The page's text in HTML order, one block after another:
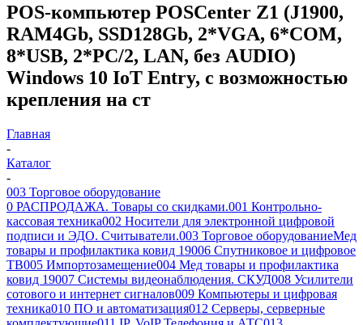
POS-компьютер POSCenter Z1 (J1900,
RAM4Gb, SSD128Gb, 2*VGA, 6*COM,
8*USB, 2*PC/2, LAN, без AUDIO)
Windows 10 IoT Entry, c возможностью
крепления на ст
Главная
-
Каталог
-
003 Торговое оборудование
0 РАСПРОДАЖА. Товары со скидками.001 Контрольно-
кассовая техника002 Носители для электронной цифровой
подписи и ЭДО. Считыватели.003 Торговое оборудованиеМед
товары и профилактика ковид 19006 Спутниковое и цифровое
ТВ005 Импортозамещение004 Мед товары и профилактика
ковид 19007 Системы видеонаблюдения. СКУД008 Усилители
сотового и интернет сигналов009 Компьютеры и цифровая
техника010 ПО и автоматизация012 Серверы, серверные